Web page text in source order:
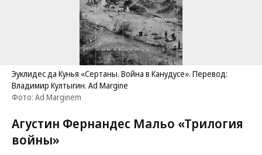
Эуклидес да Кунья «Сертаны. Война в Канудусе». Перевод:
Владимир Култыгин. Ad Margine
Фото: Ad Marginem
Агустин Фернандес Мальо «Трилогия
войны»